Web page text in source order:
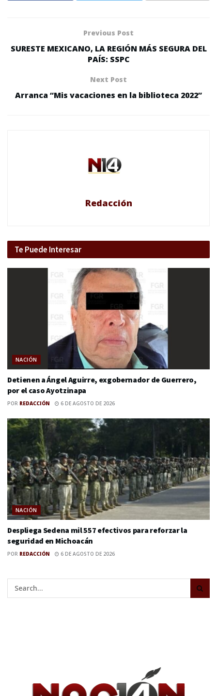
Previous Post
SURESTE MEXICANO, LA REGIÓN MÁS SEGURA DEL
PAÍS: SSPC
Next Post
Arranca “Mis vacaciones en la biblioteca 2022”
Redacción
Te Puede Interesar
NACIÓN
Detienen a Ángel Aguirre, exgobernador de Guerrero,
por el caso Ayotzinapa
POR REDACCIÓN 6 DE AGOSTO DE 2026
NACIÓN
Despliega Sedena mil 557 efectivos para reforzar la
seguridad en Michoacán
POR REDACCIÓN 6 DE AGOSTO DE 2026